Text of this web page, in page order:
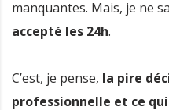
manquantes. Mais, je ne
accepté les 24h.
C’est, je pense, la pire
professionnelle et ce